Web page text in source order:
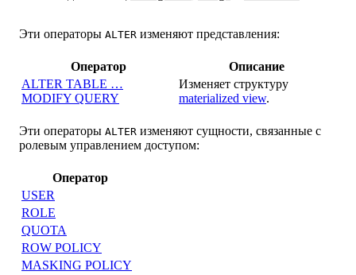
Эти операторы ALTER изменяют представления:
Оператор
Описание
ALTER TABLE …
MODIFY QUERY
Изменяет структуру
materialized view.
Эти операторы ALTER изменяют сущности, связанные с
ролевым управлением доступом:
Оператор
USER
ROLE
QUOTA
ROW POLICY
MASKING POLICY